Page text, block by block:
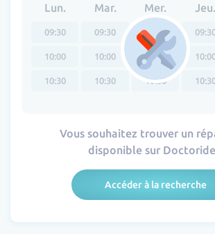
Lun.
09:30
10:00
10:30
Mar.
09:30
10:00
10:30
Mer.
09:30
10:00
10:30
Jeu.
Vous souhaitez trouver un
disponible sur
Accéder à la recherche